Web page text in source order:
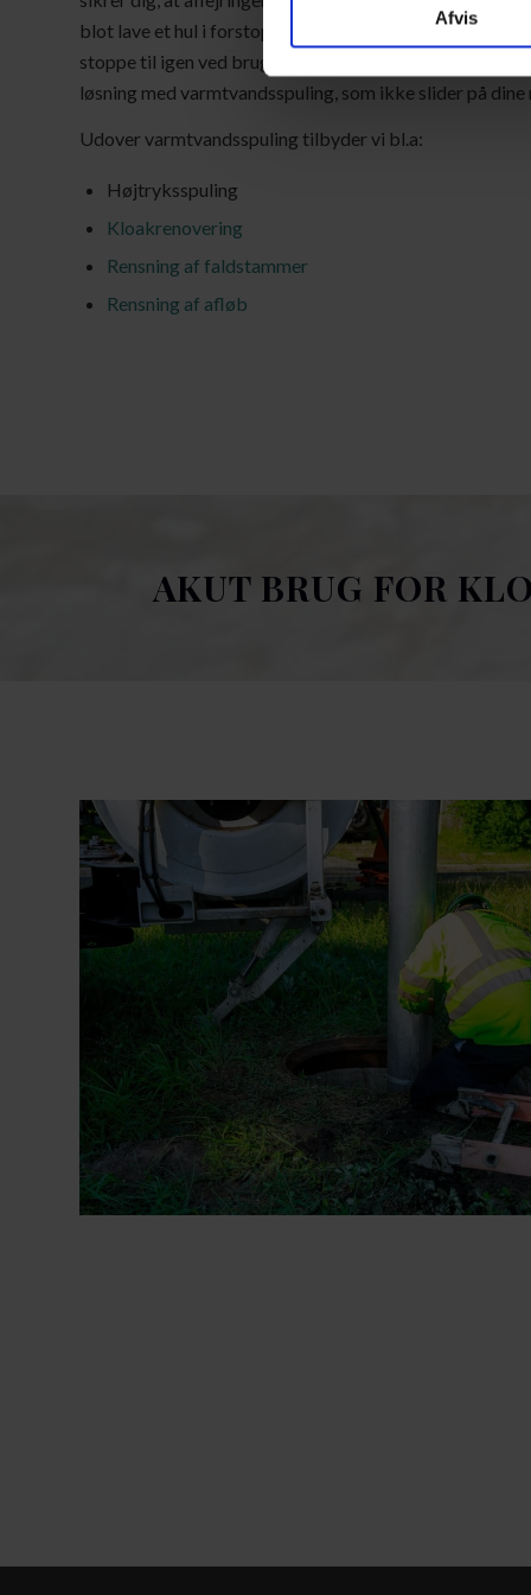
Afvis
blot lave et hul i forstoppelsen, og dermed ikke løse det
stoppe til igen ved brug af splitter. Hos Ballerup-
løsning med varmtvandsspuling, som ikke slider på dine
Udover varmtvandsspuling tilbyder vi bl.a:
Højtryksspuling
Kloakrenovering
Rensning af faldstammer
Rensning af afløb
AKUT BRUG FOR